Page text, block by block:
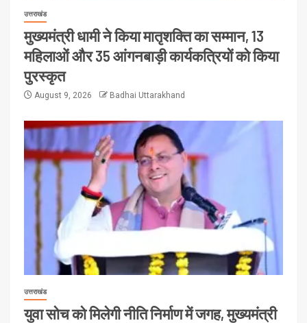
उत्तराखंड
मुख्यमंत्री धामी ने किया मातृशक्ति का सम्मान, 13
महिलाओं और 35 आंगनबाड़ी कार्यकत्रियों को किया
पुरस्कृत
August 9, 2026 Badhai Uttarakhand
उत्तराखंड
युवा सोच को मिलेगी नीति निर्माण में जगह, मुख्यमंत्री